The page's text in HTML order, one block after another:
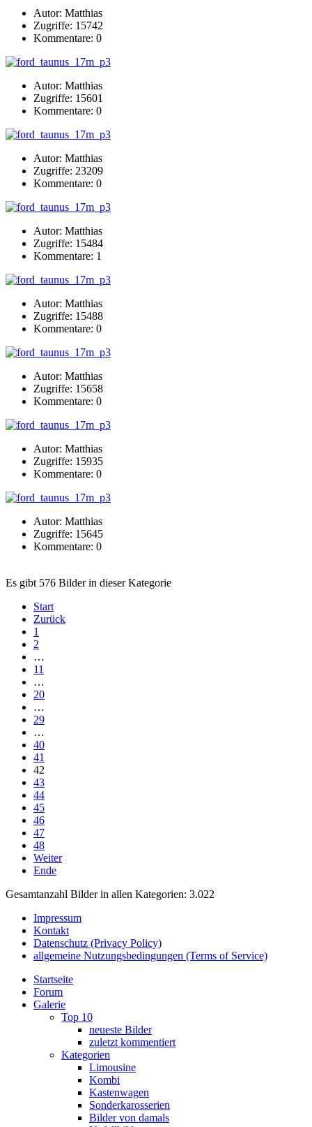
Autor: Matthias
Zugriffe: 15742
Kommentare: 0
Autor: Matthias
Zugriffe: 15601
Kommentare: 0
Autor: Matthias
Zugriffe: 23209
Kommentare: 0
Autor: Matthias
Zugriffe: 15484
Kommentare: 1
Autor: Matthias
Zugriffe: 15488
Kommentare: 0
Autor: Matthias
Zugriffe: 15658
Kommentare: 0
Autor: Matthias
Zugriffe: 15935
Kommentare: 0
Autor: Matthias
Zugriffe: 15645
Kommentare: 0
Es gibt 576 Bilder in dieser Kategorie
Start
Zurück
1
2
…
11
…
20
…
29
…
40
41
42
43
44
45
46
47
48
Weiter
Ende
Gesamtanzahl Bilder in allen Kategorien: 3.022
Impressum
Kontakt
Datenschutz (Privacy Policy)
allgemeine Nutzungsbedingungen (Terms of Service)
Startseite
Forum
Galerie
Top 10
neueste Bilder
zuletzt kommentiert
Kategorien
Limousine
Kombi
Kastenwagen
Sonderkarosserien
Bilder von damals